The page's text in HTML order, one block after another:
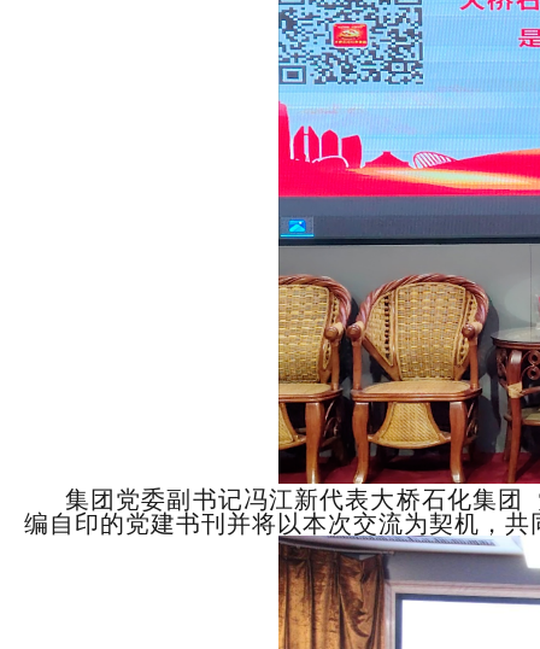
集团党委副书记冯江新代表大桥石化集团
编自印的党建书刊并将以本次交流为契机， 共